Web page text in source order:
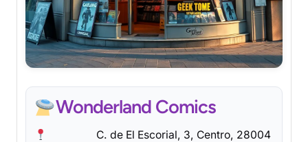
Wonderland Comics
C. de El Escorial, 3, Centro, 28004